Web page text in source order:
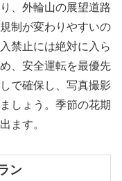
、外輪山の展望道路
制が変わりやすいの
禁止には絶対に入ら
、安全運転を最優先
で確保し、写真撮影
しょう。季節の花期
ます。
ン